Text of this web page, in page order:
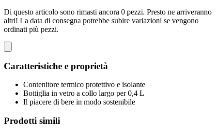
Di questo articolo sono rimasti ancora 0 pezzi. Presto ne arriveranno
altri! La data di consegna potrebbe subire variazioni se vengono
ordinati più pezzi.
Caratteristiche e proprietà
Contenitore termico protettivo e isolante
Bottiglia in vetro a collo largo per 0,4 L
Il piacere di bere in modo sostenibile
Prodotti simili